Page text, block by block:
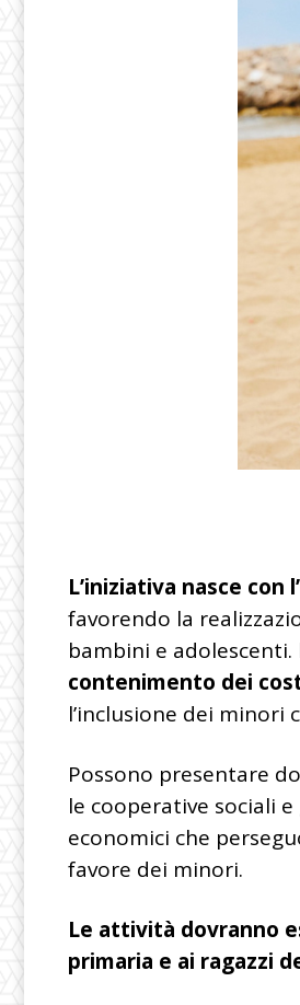
L’iniziativa nasce
favorendo la
bambini e adolescenti.
contenimento dei
l’inclusione dei minori
Possono presentare
le cooperative sociali
economici che
favore dei minori.
Le attività dovranno
primaria e ai ragazzi